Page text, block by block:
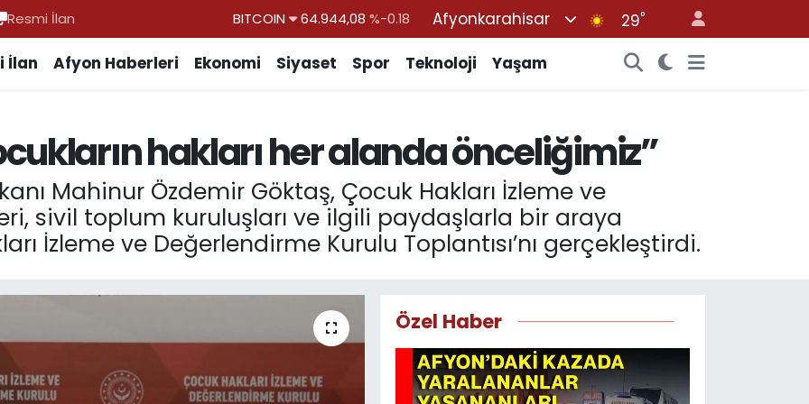
Resmi İlan DOLAR 47,7436%0.18
BİST100
13.779%-14
BITCOIN
64.944,08 %-0.18
Afyonkarahisar 29°
İlan Afyon Haberleri Ekonomi Siyaset Spor Teknoloji Yaşam
hakları her alanda önceliğimiz”
Mahinur Özdemir Göktaş, Çocuk Hakları İzleme ve
sivil toplum kuruluşları ve ilgili paydaşlarla bir araya
İzleme ve Değerlendirme Kurulu Toplantısı’nı gerçekleştirdi.
Özel Haber